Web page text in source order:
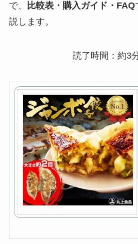
で、
比較表・購入ガイド・FAQ
説します。
読了時間：約3